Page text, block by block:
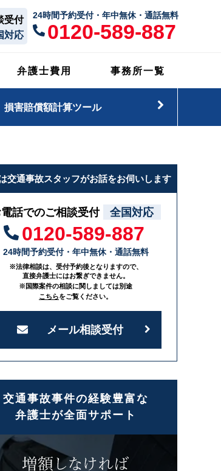
受付
対応
24時間予約受付・年中無休・通話無料
0120-589-887
弁護士費用 事務所一覧
損害賠償額計算ツール
交通事故スタッフがお話をお伺いします
話でのご相談受付 全国対応
0120-589-887
24時間予約受付・年中無休・通話無料
※法律相談は、受付予約後となりますので、
直接弁護士にはお繋ぎできません。
※国際案件の相談に関しましては別途
こちらをご覧ください。
メール相談受付
交通事故事件の経験豊富な
弁護士が全面サポート